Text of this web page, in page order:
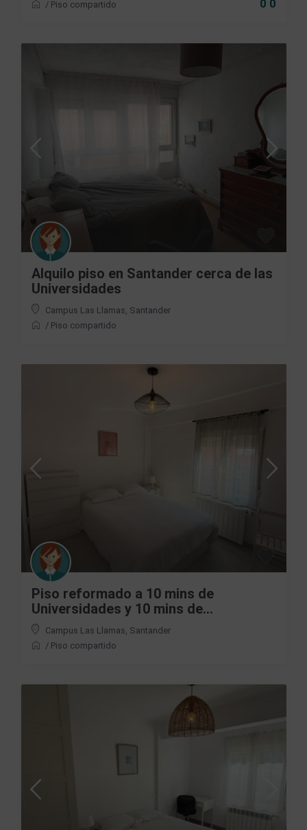
0 0
/ Piso compartido
Alquilo piso en Santander cerca de las
Universidades
Campus Las Llamas Santander
/ Piso compartido
Piso reformado a 10 mins de
Universidades y 10 mins de...
Campus Las Llamas, Santander
/ Piso compartido